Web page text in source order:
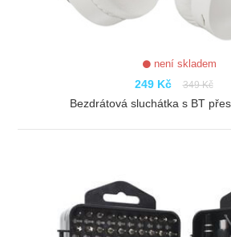
není skladem
249 Kč 349 Kč
Bezdrátová sluchátka s BT